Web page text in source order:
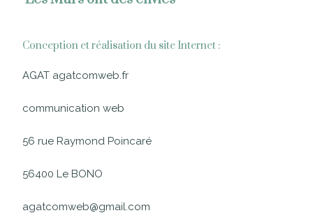
Conception et réalisation du site Internet :
AGAT agatcomweb.fr
communication web
56 rue Raymond Poincaré
56400 Le BONO
agatcomweb@gmail.com